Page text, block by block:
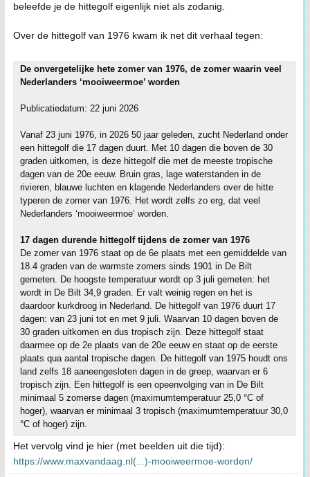
beleefde je de hittegolf eigenlijk niet als zodanig.
Over de hittegolf van 1976 kwam ik net dit verhaal tegen:
De onvergetelijke hete zomer van 1976, de zomer waarin veel
Nederlanders ‘mooiweermoe’ worden
Publicatiedatum: 22 juni 2026
Vanaf 23 juni 1976, in 2026 50 jaar geleden, zucht Nederland onder
een hittegolf die 17 dagen duurt. Met 10 dagen die boven de 30
graden uitkomen, is deze hittegolf die met de meeste tropische
dagen van de 20e eeuw. Bruin gras, lage waterstanden in de
rivieren, blauwe luchten en klagende Nederlanders over de hitte
typeren de zomer van 1976. Het wordt zelfs zo erg, dat veel
Nederlanders ‘mooiweermoe’ worden.
17 dagen durende hittegolf tijdens de zomer van 1976
De zomer van 1976 staat op de 6e plaats met een gemiddelde van
18.4 graden van de warmste zomers sinds 1901 in De Bilt
gemeten. De hoogste temperatuur wordt op 3 juli gemeten: het
wordt in De Bilt 34,9 graden. Er valt weinig regen en het is
daardoor kurkdroog in Nederland. De hittegolf van 1976 duurt 17
dagen: van 23 juni tot en met 9 juli. Waarvan 10 dagen boven de
30 graden uitkomen en dus tropisch zijn. Deze hittegolf staat
daarmee op de 2e plaats van de 20e eeuw en staat op de eerste
plaats qua aantal tropische dagen. De hittegolf van 1975 houdt ons
land zelfs 18 aaneengesloten dagen in de greep, waarvan er 6
tropisch zijn. Een hittegolf is een opeenvolging van in De Bilt
minimaal 5 zomerse dagen (maximumtemperatuur 25,0 °C of
hoger), waarvan er minimaal 3 tropisch (maximumtemperatuur 30,0
°C of hoger) zijn.
Het vervolg vind je hier (met beelden uit die tijd):
https://www.maxvandaag.nl(...)-mooiweermoe-worden/